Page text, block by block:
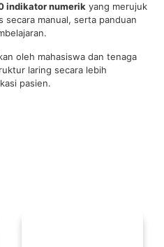
indikator numerik yang merujuk
secara manual, serta panduan
oleh mahasiswa dan tenaga
laring secara lebih
pasien.